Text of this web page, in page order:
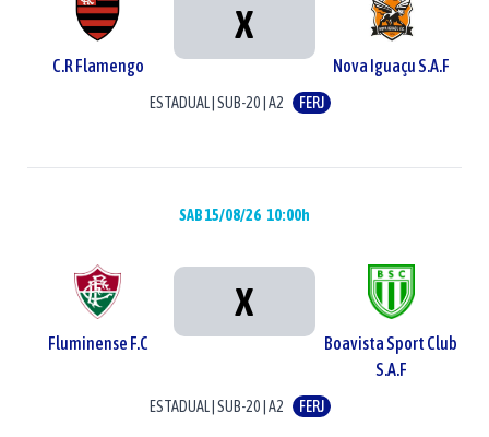
C.R Flamengo
X
Nova Iguaçu S.A.F
ESTADUAL SUB-20 A2 FERJ
SAB 15/08/26 10:00h
Fluminense F.C
X
Boavista Sport Club
S.A.F
ESTADUAL SUB-20 A2 FERJ